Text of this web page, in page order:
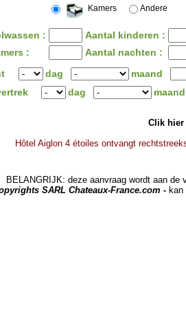
Kamers Andere
:
Aantal kinderen :
:
Aantal nachten :
dag maand
dag maand
Clik hier
Hôtel Aiglon 4 étoiles ontvangt
BELANGRIJK: deze aanvraag wordt aan de
SARL Chateaux-France.com -